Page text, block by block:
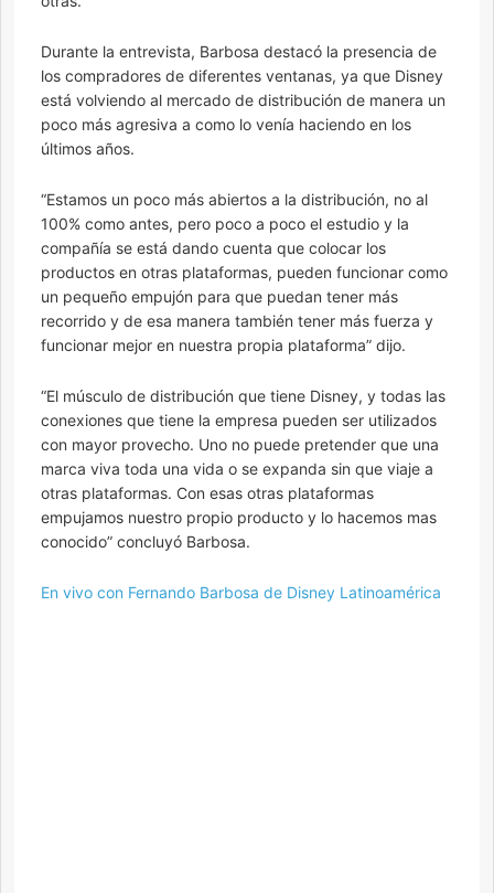
Durante la entrevista, Barbosa destacó la presencia de
los compradores de diferentes ventanas, ya que Disney
está volviendo al mercado de distribución de manera un
poco más agresiva a como lo venía haciendo en los
últimos años.
“Estamos un poco más abiertos a la distribución, no al
100% como antes, pero poco a poco el estudio y la
compañía se está dando cuenta que colocar los
productos en otras plataformas, pueden funcionar como
un pequeño empujón para que puedan tener más
recorrido y de esa manera también tener más fuerza y
funcionar mejor en nuestra propia plataforma” dijo.
“El músculo de distribución que tiene Disney, y todas las
conexiones que tiene la empresa pueden ser utilizados
con mayor provecho. Uno no puede pretender que una
marca viva toda una vida o se expanda sin que viaje a
otras plataformas. Con esas otras plataformas
empujamos nuestro propio producto y lo hacemos mas
conocido” concluyó Barbosa.
En vivo con Fernando Barbosa de Disney Latinoamérica